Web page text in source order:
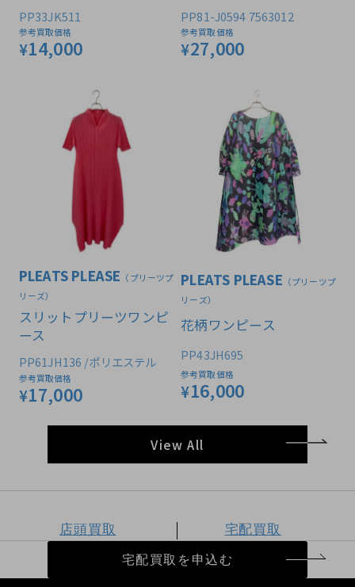
PP33JK511
参考買取価格
¥14,000
PP81-J0594 7563012
参考買取価格
¥27,000
PLEATS PLEASE （プリーツプ
リーズ）
スリットプリーツワンピ
ース
PP61JH136 /ポリエステル
参考買取価格
¥17,000
PLEATS PLEASE （プリーツプ
リーズ）
花柄ワンピース
PP43JH695
参考買取価格
¥16,000
View All
店頭買取 宅配買取
宅配買取を申込む